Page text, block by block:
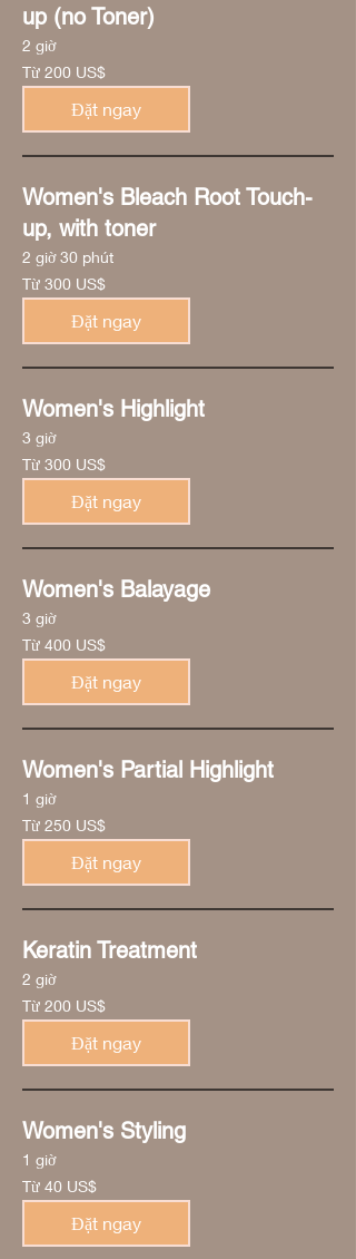
up (no Toner)
2 giờ
Từ
200
đô
Từ 200 US$
Đặt ngay
Women's Bleach Root Touch-
up, with toner
2 giờ 30 phút
Từ
300
đô
Từ 300 US$
Đặt ngay
Women's Highlight
3 giờ
Từ
300
đô
Từ 300 US$
Đặt ngay
Women's Balayage
3 giờ
Từ
400
đô
Từ 400 US$
Đặt ngay
Women's Partial Highlight
1 giờ
Từ
250
đô
Từ 250 US$
Đặt ngay
Keratin Treatment
2 giờ
Từ
200
đô
Từ 200 US$
Đặt ngay
Women's Styling
1 giờ
Từ
40
đô
Từ 40 US$
Đặt ngay